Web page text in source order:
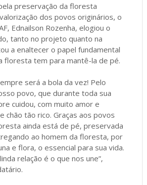
preservação da floresta
dos povos originários, o
Ednailson Rozenha, elogiou o
tanto no projeto quanto na
a enaltecer o papel fundamental
floresta tem para mantê-la de pé.
será a bola da vez! Pelo
povo, que durante toda sua
cuidou, com muito amor e
chão tão rico. Graças aos povos
ainda está de pé, preservada
ao homem da floresta, por
e flora, o essencial para sua vida.
relação é o que nos une”,